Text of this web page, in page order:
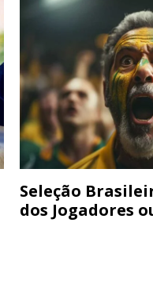
Seleção
dos Jogadores